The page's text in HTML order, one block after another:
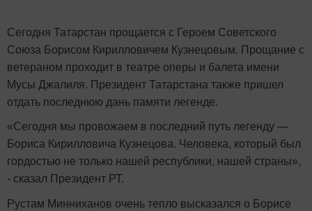
Сегодня Татарстан прощается с Героем Советского
Союза Борисом Кирилловичем Кузнецовым. Прощание с
ветераном проходит в театре оперы и балета имени
Мусы Джалиля. Президент Татарстана также пришел
отдать последнюю дань памяти легенде.
«Сегодня мы провожаем в последний путь легенду —
Бориса Кирилловича Кузнецова. Человека, который был
гордостью не только нашей республики, нашей страны»,
- сказал Президент РТ.
Рустам Минниханов очень тепло высказался о Борисе